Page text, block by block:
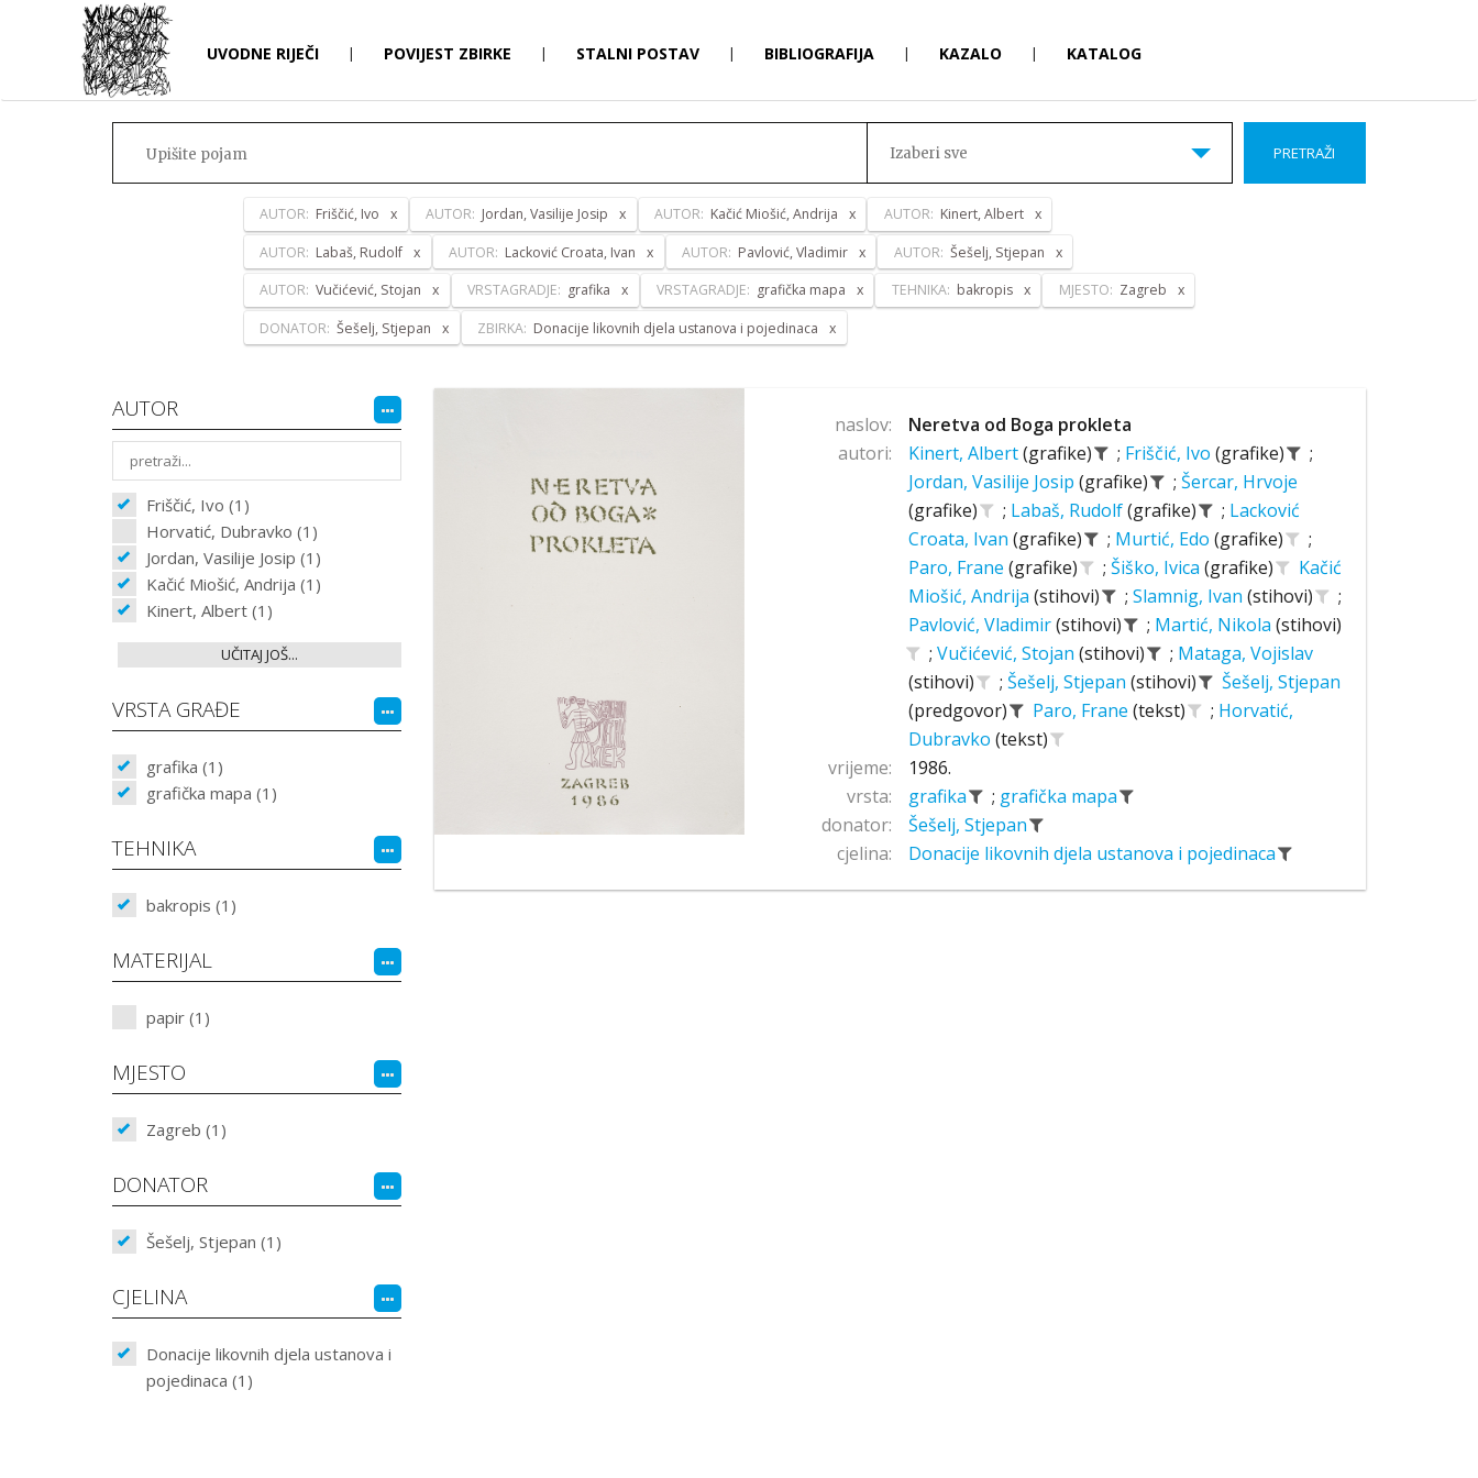
UVODNE RIJEČI | POVIJEST ZBIRKE | STALNI POSTAV | BIBLIOGRAFIJA | KAZALO | KATALOG
Izaberi sve PRETRAŽI
AUTOR: Friščić, Ivo AUTOR: Jordan, Vasilije Josip AUTOR: Kačić Miošić, Andrija AUTOR: Kinert, Albert
AUTOR: Labaš, Rudolf AUTOR: Lacković Croata, Ivan AUTOR: Pavlović, Vladimir AUTOR: Šešelj, Stjepan
AUTOR: Vučićević, Stojan VRSTAGRADJE: grafika VRSTAGRADJE: grafička mapa TEHNIKA: bakropis MJESTO: Zagreb
DONATOR: Šešelj, Stjepan ZBIRKA: Donacije likovnih djela ustanova i pojedinaca
AUTOR
Friščić, Ivo (1)
Horvatić, Dubravko (1)
Jordan, Vasilije Josip (1)
Kačić Miošić, Andrija (1)
Kinert, Albert (1)
UČITAJ JOŠ...
VRSTA GRAĐE
grafika (1)
grafička mapa (1)
TEHNIKA
bakropis (1)
MATERIJAL
papir (1)
MJESTO
Zagreb (1)
DONATOR
Šešelj, Stjepan (1)
CJELINA
Donacije likovnih djela ustanova i
pojedinaca (1)
naslov:
Neretva od Boga prokleta
autori:
Kinert, Albert(grafike) ; Friščić, Ivo (grafike)
;
Jordan, Vasilije Josip (grafike) ; Šercar, Hrvoje
(grafike)
; Labaš, Rudolf(grafike) ; Lacković
Croata, Ivan (grafike) ; Murtić, Edo (grafike)
;
Paro, Frane (grafike) ; Šiško, Ivica (grafike)
Kačić
Miošić, Andrija (stihovi) ; Slamnig, Ivan (stihovi)
;
Pavlović, Vladimir(stihovi) ; Martić, Nikola (stihovi)
; Vučićević, Stojan (stihovi) ; Mataga, Vojislav
(stihovi)
; Šešelj, Stjepan (stihovi)
Šešelj, Stjepan
(predgovor)
Paro, Frane (tekst) ; Horvatić,
Dubravko (tekst)
vrijeme:
1986.
vrsta:
grafika ; grafička mapa
donator:
Šešelj, Stjepan
cjelina:
Donacije likovnih djela ustanova i pojedinaca